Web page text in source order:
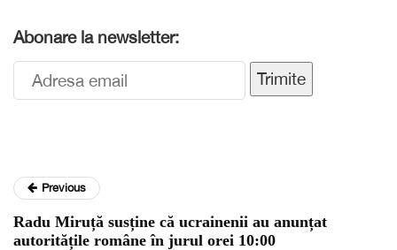
Abonare la newsletter:
Trimite
Previous
Radu Miruță susține că ucrainenii au anunțat
autoritățile române în jurul orei 10:00